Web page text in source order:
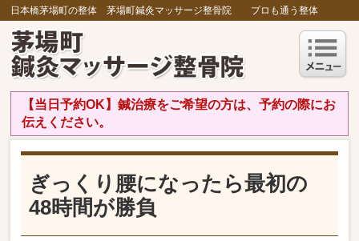
日本橋茅場町の整体 茅場町鍼灸マッサージ整骨院 プロも通う整体
【当日予約OK】鍼治療をご希望の方は、予約の際にお
伝えください。
ぎっくり腰になったら最初の
48時間が勝負